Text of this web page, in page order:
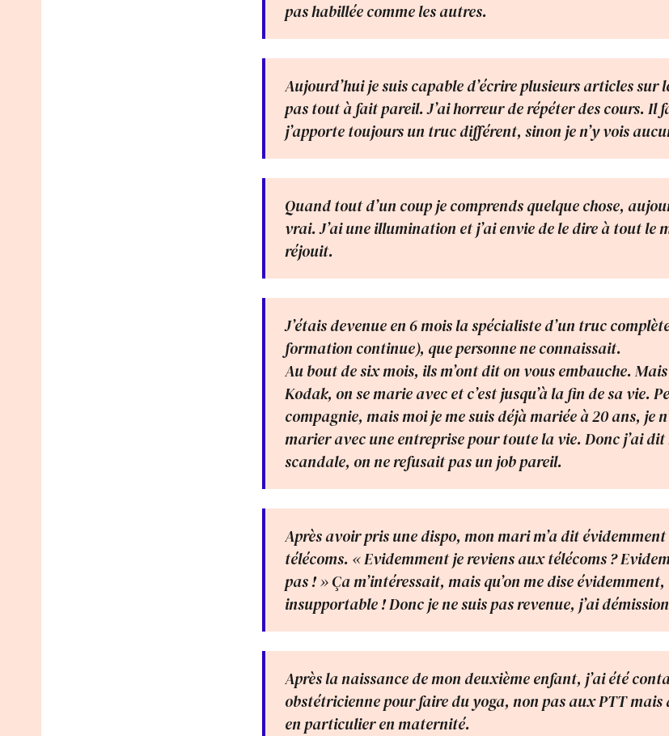
pas habillée comme les autres.
Aujourd’hui je suis capable d’écrire plusieurs articles sur
pas tout à fait pareil. J’ai horreur de répéter des cours. Il
j’apporte toujours un truc différent, sinon je n’y vois
Quand tout d’un coup je comprends quelque chose,
vrai. J’ai une illumination et j’ai envie de le dire à tout le
réjouit.
J’étais devenue en 6 mois la spécialiste d’un truc
formation continue), que personne ne connaissait.
Au bout de six mois, ils m’ont dit on vous embauche.
Kodak, on se marie avec et c’est jusqu’à la fin de sa vie.
compagnie, mais moi je me suis déjà mariée à 20 ans, je
marier avec une entreprise pour toute la vie. Donc j’ai dit
scandale, on ne refusait pas un job pareil.
Après avoir pris une dispo, mon mari m’a dit
télécoms. « Evidemment je reviens aux télécoms ?
pas ! » Ça m’intéressait, mais qu’on me dise évidemment,
insupportable ! Donc je ne suis pas revenue, j’ai
Après la naissance de mon deuxième enfant, j’ai été
obstétricienne pour faire du yoga, non pas aux PTT
en particulier en maternité.